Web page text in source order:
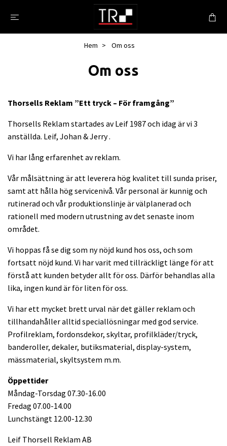
Hem Om oss
Om oss
Thorsells Reklam ”Ett tryck – För framgång”
Thorsells Reklam startades av Leif 1987 och idag är vi 3
anställda. Leif, Johan & Jerry .
Vi har lång erfarenhet av reklam.
Vår målsättning är att leverera hög kvalitet till sunda priser,
samt att hålla hög servicenivå. Vår personal är kunnig och
rutinerad och vår produktionslinje är välplanerad och
rationell med modern utrustning av det senaste inom
området.
Vi hoppas få se dig som ny nöjd kund hos oss, och som
fortsatt nöjd kund. Vi har varit med tillräckligt länge för att
förstå att kunden betyder allt för oss. Därför behandlas alla
lika, ingen kund är för liten för oss.
Vi har ett mycket brett urval när det gäller reklam och
tillhandahåller alltid speciallösningar med god service.
Profilreklam, fordonsdekor, skyltar, profilkläder/tryck,
banderoller, dekaler, butiksmaterial, display-system,
mässmaterial, skyltsystem m.m.
Öppettider
Måndag-Torsdag 07.30-16.00
Fredag 07.00-14.00
Lunchstängt 12.00-12.30
Leif Thorsell Reklam AB